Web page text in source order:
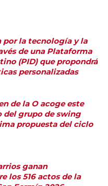
por la tecnología y la
de una Plataforma
(PID) que propondrá
personalizadas
de la O acoge este
del grupo de swing
propuesta del ciclo
ganan
los 516 actos de la